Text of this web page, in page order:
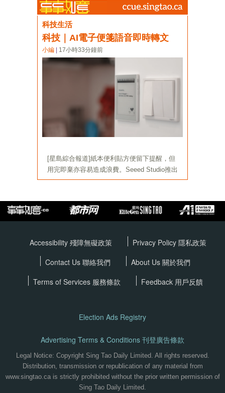
Accessibility 殘障無礙政策 Privacy Policy 隱私政策
Contact Us 聯絡我們
About Us 關於我們
Terms of Services 服務條款 Feedback 用戶反饋
Election Ads Registry
Advertising Terms & Conditions 刊登廣告條款
Legal Notice: Copyright Sing Tao Daily Limited. All rights reserved.
Distribution, transmission or republication of any material from
www.singtao.ca is strictly prohibited without the prior written permission of
Sing Tao Daily Limited.